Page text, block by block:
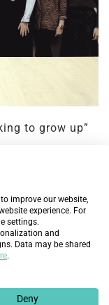
to grow up”
improve our website,
experience. For
settings.
and
Data may be shared
.
Deny